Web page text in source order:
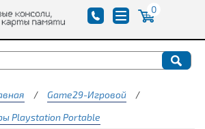
0
/ Game29-Игровой
/
Playstation Portable